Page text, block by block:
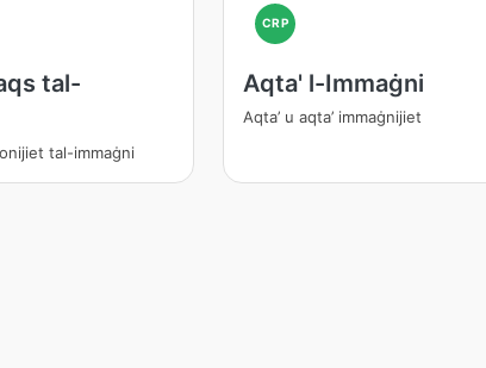
tal-
tal-immaġni
CRP
Aqta' l-Immaġni
Aqta’ u aqta’ immaġnijiet